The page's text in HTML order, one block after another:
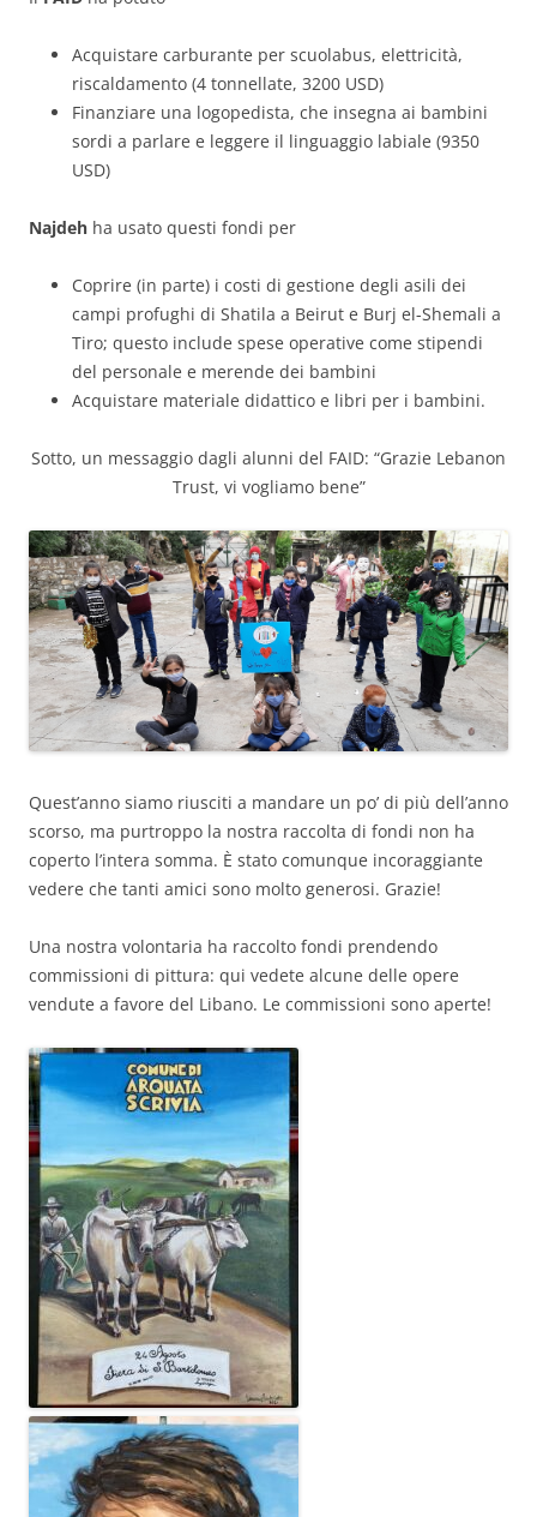
Acquistare carburante per scuolabus, elettricità,
riscaldamento (4 tonnellate, 3200 USD)
Finanziare una logopedista, che insegna ai bambini
sordi a parlare e leggere il linguaggio labiale (9350
USD)
Najdeh ha usato questi fondi per
Coprire (in parte) i costi di gestione degli asili dei
campi profughi di Shatila a Beirut e Burj el-Shemali a
Tiro; questo include spese operative come stipendi
del personale e merende dei bambini
Acquistare materiale didattico e libri per i bambini.
Sotto, un messaggio dagli alunni del FAID: “Grazie Lebanon
Trust, vi vogliamo bene”
Quest’anno siamo riusciti a mandare un po’ di più dell’anno
scorso, ma purtroppo la nostra raccolta di fondi non ha
coperto l’intera somma. È stato comunque incoraggiante
vedere che tanti amici sono molto generosi. Grazie!
Una nostra volontaria ha raccolto fondi prendendo
commissioni di pittura: qui vedete alcune delle opere
vendute a favore del Libano. Le commissioni sono aperte!